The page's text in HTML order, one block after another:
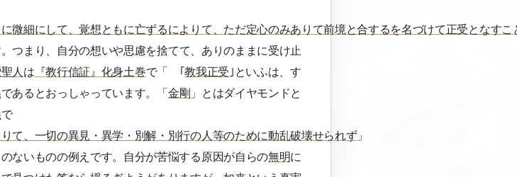
微細にして、覚想ともに亡ずるによりて、ただ定心のみありて前境と合するを名づけて正受となすこ
つまり、自分の想いや思慮を捨てて、ありのままに受け止
人 は 『教行信証』化身土巻で「 ｢教我正受 ｣といふは、す
あるとおっしゃっています。「 金剛 」とはダイヤモンドと
で
て、一切の異見・異学・別解・別行の人等のために動乱破壊せられず」
ないものの例えです。自分が苦悩する原因が自らの無明に